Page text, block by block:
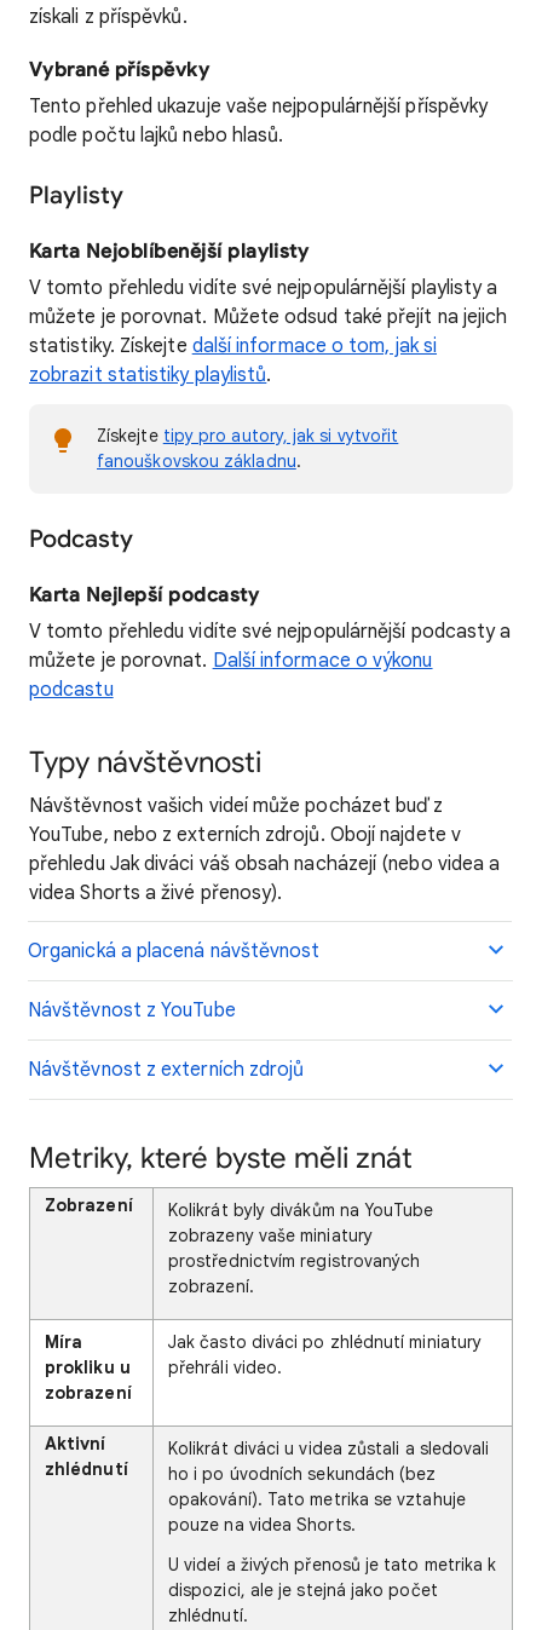
získali z příspěvků.
Vybrané příspěvky
Tento přehled ukazuje vaše nejpopulárnější příspěvky
podle počtu lajků nebo hlasů.
Playlisty
Karta Nejoblíbenější playlisty
V tomto přehledu vidíte své nejpopulárnější playlisty a
můžete je porovnat. Můžete odsud také přejít na jejich
statistiky. Získejte další informace o tom, jak si
zobrazit statistiky playlistů.
Získejte tipy pro autory, jak si vytvořit
fanouškovskou základnu.
Podcasty
Karta Nejlepší podcasty
V tomto přehledu vidíte své nejpopulárnější podcasty a
můžete je porovnat. Další informace o výkonu
podcastu
Typy návštěvnosti
Návštěvnost vašich videí může pocházet buď z
YouTube, nebo z externích zdrojů. Obojí najdete v
přehledu Jak diváci váš obsah nacházejí (nebo videa a
videa Shorts a živé přenosy).
Organická a placená návštěvnost
Návštěvnost z YouTube
Návštěvnost z externích zdrojů
Metriky, které byste měli znát
Zobrazení
Kolikrát byly divákům na YouTube
zobrazeny vaše miniatury
prostřednictvím registrovaných
zobrazení.
Míra
prokliku u
zobrazení
Jak často diváci po zhlédnutí miniatury
přehráli video.
Aktivní
zhlédnutí
Kolikrát diváci u videa zůstali a sledovali
ho i po úvodních sekundách (bez
opakování). Tato metrika se vztahuje
pouze na videa Shorts.
U videí a živých přenosů je tato metrika k
dispozici, ale je stejná jako počet
zhlédnutí.